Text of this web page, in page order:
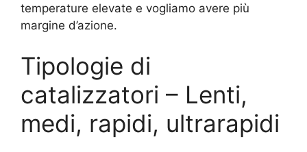
temperature elevate e vogliamo avere più
margine d’azione.
Tipologie di
catalizzatori – Lenti,
medi, rapidi, ultrarapidi